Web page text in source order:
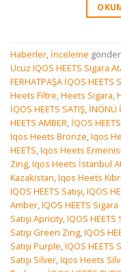
Haberler, İnceleme
Ucuz IQOS HEETS Sigara
FERHATPAŞA İQOS HEETS
Heets Filtre,Heets Sigara,
İQOS HEETS SATIŞ, İNÖNÜ
HEETS AMBER, İQOS
Iqos Heets Bronze,Iqos
HEETS,Iqos Heets
Zing,Iqos Heets İstanbul
Kazakistan,Iqos Heets
IQOS HEETS Satışı,IQOS
Amber,IQOS HEETS
Satışı Apricity,IQOS HEETS
Satışı Green Zing,IQOS
Satışı Purple,IQOS HEETS
Satışı Silver,Iqos Heets